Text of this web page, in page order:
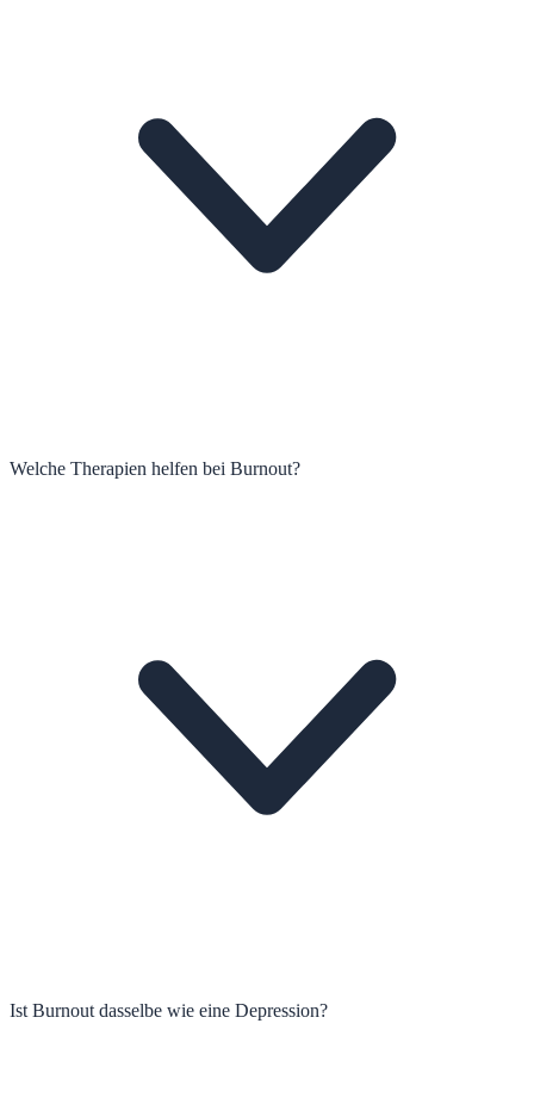
Welche Therapien helfen bei Burnout?
Ist Burnout dasselbe wie eine Depression?